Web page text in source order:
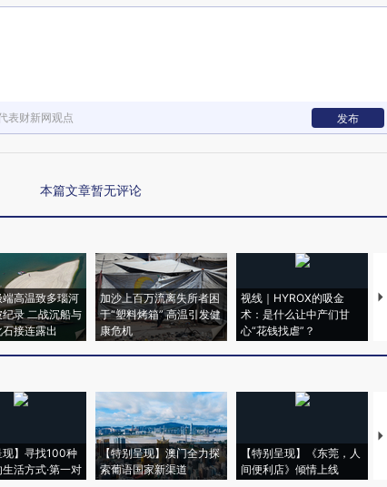
表财新网观点 发布
本篇文章暂无评论
高温致多瑙河
录 二战沉船与
接连露出
加沙上百万流离失所者困
于“塑料烤箱” 高温引发健
康危机
视线｜HYROX的吸金
术：是什么让中产们甘
心“花钱找虐”？
现】寻找100种
活方式·第一对
【特别呈现】澳门全力探
索葡语国家新渠道
【特别呈现】《东莞，人
间便利店》倾情上线